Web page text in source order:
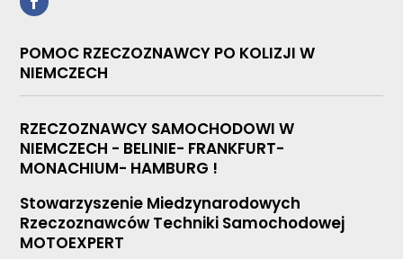
POMOC RZECZOZNAWCY PO KOLIZJI W
NIEMCZECH
RZECZOZNAWCY SAMOCHODOWI W
NIEMCZECH - BELINIE- FRANKFURT-
MONACHIUM- HAMBURG !
Stowarzyszenie Miedzynarodowych
Rzeczoznawców Techniki Samochodowej
MOTOEXPERT